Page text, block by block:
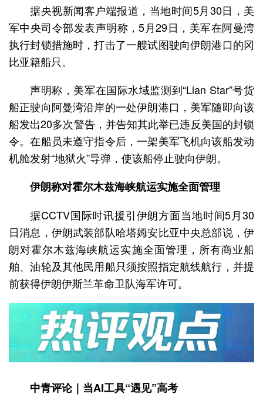
据央视新闻客户端报道，当地时间5月30日，美
军中央司令部发表声明称，5月29日，美军在阿曼湾
执行封锁措施时，打击了一艘试图驶向伊朗港口的冈
比亚籍船只。
声明称，美军在国际水域监测到“Lian Star”号货
船正驶向阿曼湾沿岸的一处伊朗港口，美军随即向该
船发出20多次警告，并告知其此举已违反美国的封锁
令。在船员未遵守指令后，一架美军飞机向该船发动
机舱发射“地狱火”导弹，使该船停止驶向伊朗。
伊朗称对霍尔木兹海峡航运实施全面管理
据CCTV国际时讯援引伊朗方面当地时间5月30
日消息，伊朗武装部队哈塔姆安比亚中央总部说，伊
朗对霍尔木兹海峡航运实施全面管理，所有商业船
舶、油轮及其他民用船只须按照指定航线航行，并提
前获得伊朗伊斯兰革命卫队海军许可。
中青评论｜当AI工具“遇见”高考